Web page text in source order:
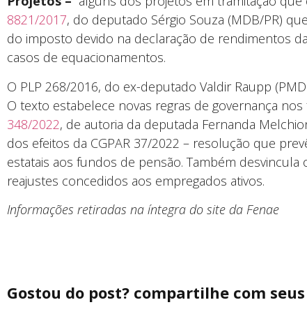
8821/2017, do deputado Sérgio Souza (MDB/PR)
do imposto devido na declaração de rendimentos
casos de equacionamentos.
O PLP 268/2016, do ex-deputado Valdir Raupp
O texto estabelece novas regras de governança
348/2022, de autoria da deputada Fernanda
dos efeitos da CGPAR 37/2022 – resolução que
estatais aos fundos de pensão. Também
reajustes concedidos aos empregados ativos.
Informações retiradas na íntegra do site da Fenae
Gostou do post? compartilhe com